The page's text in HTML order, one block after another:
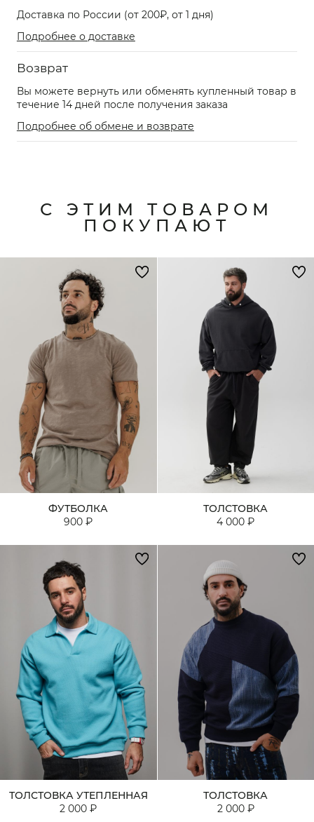
Доставка по России (от 200₽, от 1 дня)
Подробнее о доставке
Возврат
Вы можете вернуть или обменять купленный товар в
течение 14 дней после получения заказа
Подробнее об обмене и возврате
С ЭТИМ ТОВАРОМ
ПОКУПАЮТ
ФУТБОЛКА
900 ₽
ТОЛСТОВКА
4 000 ₽
ТОЛСТОВКА УТЕПЛЕННАЯ
2 000 ₽
ТОЛСТОВКА
2 000 ₽